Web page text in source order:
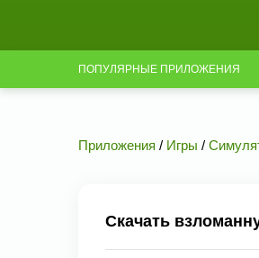
ПОПУЛЯРНЫЕ ПРИЛОЖЕНИЯ
Приложения / Игры /
Скачать